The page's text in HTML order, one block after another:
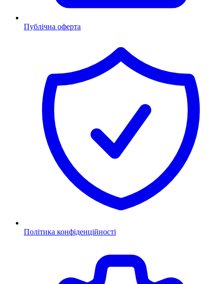
Публічна оферта
Політика конфіденційності